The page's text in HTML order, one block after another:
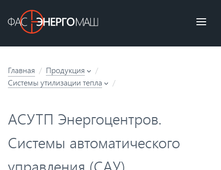
Главная
Продукция
Системы утилизации тепла
АСУТП Энергоцентров.
Системы автоматического
управления (САУ)